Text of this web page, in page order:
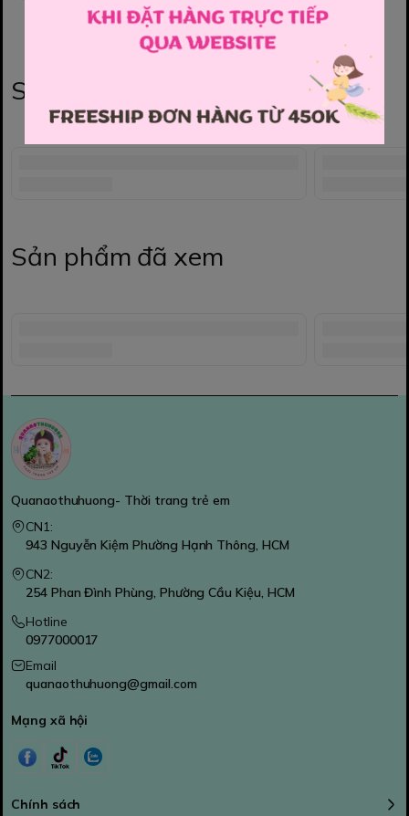
Sản phẩm liên quan
Sản phẩm đã xem
Quanaothuhuong- Thời trang trẻ em
CN1:
943 Nguyễn Kiệm Phường Hạnh Thông, HCM
CN2:
254 Phan Đình Phùng, Phường Cầu Kiệu, HCM
Hotline
0977000017
Email
quanaothuhuong@gmail.com
Mạng xã hội
Chính sách